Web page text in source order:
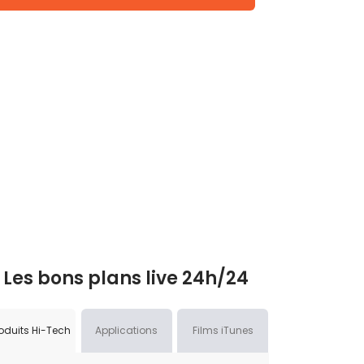
Les bons plans live 24h/24
Hi-Tech Applications Films iTunes